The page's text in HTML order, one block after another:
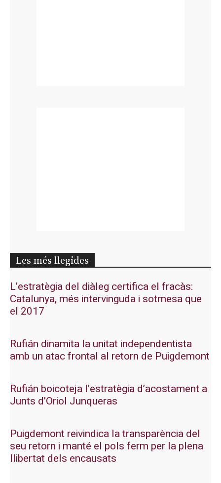
Les més llegides
L’estratègia del diàleg certifica el fracàs:
Catalunya, més intervinguda i sotmesa que
el 2017
Rufián dinamita la unitat independentista
amb un atac frontal al retorn de Puigdemont
Rufián boicoteja l’estratègia d’acostament a
Junts d’Oriol Junqueras
Puigdemont reivindica la transparència del
seu retorn i manté el pols ferm per la plena
llibertat dels encausats